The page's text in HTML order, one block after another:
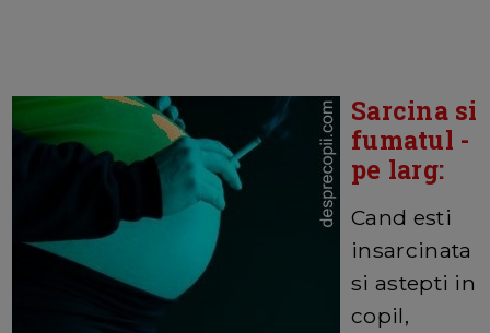
Sarcina si
fumatul -
pe larg:
Cand esti
insarcinata
si astepti in
copil,